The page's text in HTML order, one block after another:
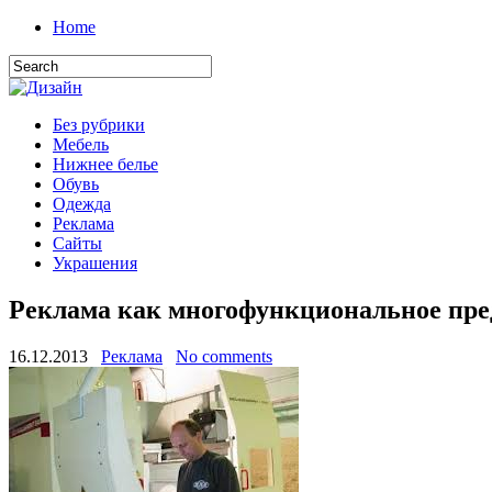
Home
Без рубрики
Мебель
Нижнее белье
Обувь
Одежда
Реклама
Сайты
Украшения
Реклама как многофункциональное
16.12.2013 Реклама No comments